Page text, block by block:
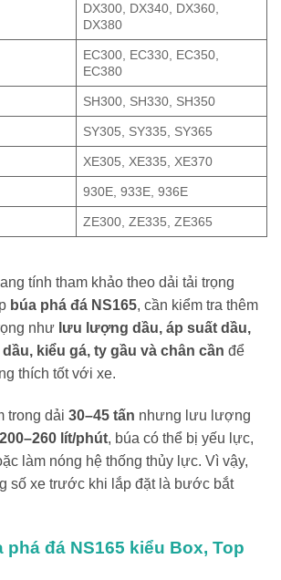
DX300, DX340, DX360,
DX380
EC300, EC330, EC350,
EC380
SH300, SH330, SH350
SY305, SY335, SY365
XE305, XE335, XE370
930E, 933E, 936E
ZE300, ZE335, ZE365
tính tham khảo theo dải tải trọng
búa phá đá NS165, cần kiểm tra thêm
như lưu lượng dầu, áp suất dầu,
kiểu gá, ty gầu và chân cần để
thích tốt với xe.
trong dải 30–45 tấn nhưng lưu lượng
200–260 lít/phút, búa có thể bị yếu lực,
làm nóng hệ thống thủy lực. Vì vậy,
số xe trước khi lắp đặt là bước bắt
phá đá NS165 kiểu Box, Top